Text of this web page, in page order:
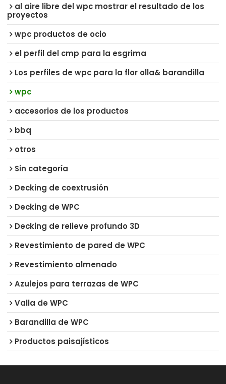
al aire libre del wpc mostrar el resultado de los
proyectos
wpc productos de ocio
el perfil del cmp para la esgrima
Los perfiles de wpc para la flor olla& barandilla
wpc
accesorios de los productos
bbq
otros
Sin categoría
Decking de coextrusión
Decking de WPC
Decking de relieve profundo 3D
Revestimiento de pared de WPC
Revestimiento almenado
Azulejos para terrazas de WPC
Valla de WPC
Barandilla de WPC
Productos paisajísticos